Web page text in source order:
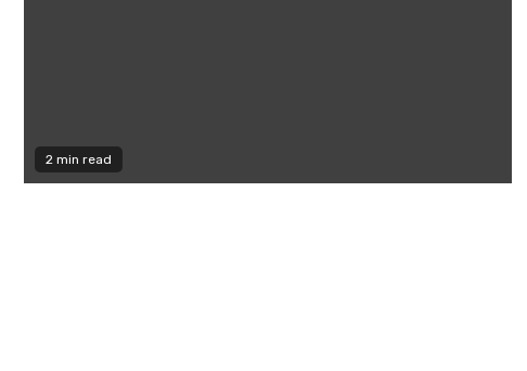
2 min read